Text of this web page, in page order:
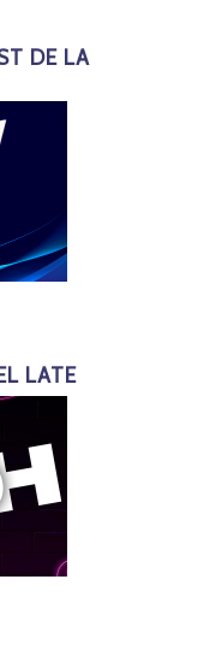
DE LA
LATE